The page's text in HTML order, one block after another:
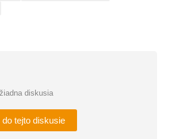
diskusia
tejto diskusie